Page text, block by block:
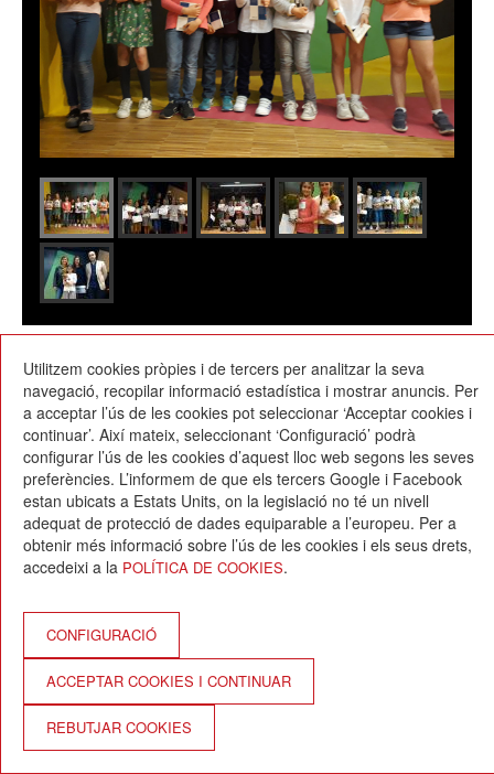
24/04/2018
Escola Betània-Patmos
C. Montevideo, 13
08034 Barcelona
Arquitectura i disseny:
www.pixtin.es
Programació:
Utilitzem cookies pròpies i de tercers per analitzar la seva
navegació, recopilar informació estadística i mostrar anuncis. Per
a acceptar l’ús de les cookies pot seleccionar ‘Acceptar cookies i
continuar’. Així mateix, seleccionant ‘Configuració’ podrà
configurar l’ús de les cookies d’aquest lloc web segons les seves
preferències. L’informem de que els tercers Google i Facebook
estan ubicats a Estats Units, on la legislació no té un nivell
adequat de protecció de dades equiparable a l’europeu. Per a
obtenir més informació sobre l’ús de les cookies i els seus drets,
accedeixi a la POLÍTICA DE COOKIES.
CONFIGURACIÓ
ACCEPTAR COOKIES I CONTINUAR
REBUTJAR COOKIES